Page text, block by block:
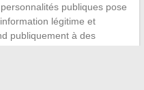
publiques pose
légitime et
publiquement à des